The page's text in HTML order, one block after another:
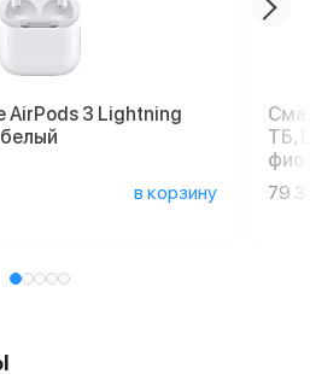
AirPods 3 Lightning
в корзину
ТБ,
79